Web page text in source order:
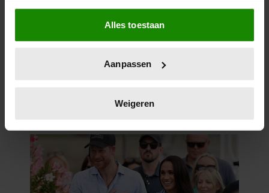
Als u het toestaat, willen we ook graag:
Informatie verzamelen over uw geografische
locatie, die tot een paar meter nauwkeurig kan zijn
scannen op specifieke eigenschappen (fingerprinting)
verwerkt en stel uw voorkeuren in het
intrekken in de Cookieverklaring.
We gebruiken cookies om content en advertenties te
personaliseren, om functies voor social media te bieden
en om ons websiteverkeer te analyseren. Ook delen we
Alles toestaan
Aanpassen
Weigeren